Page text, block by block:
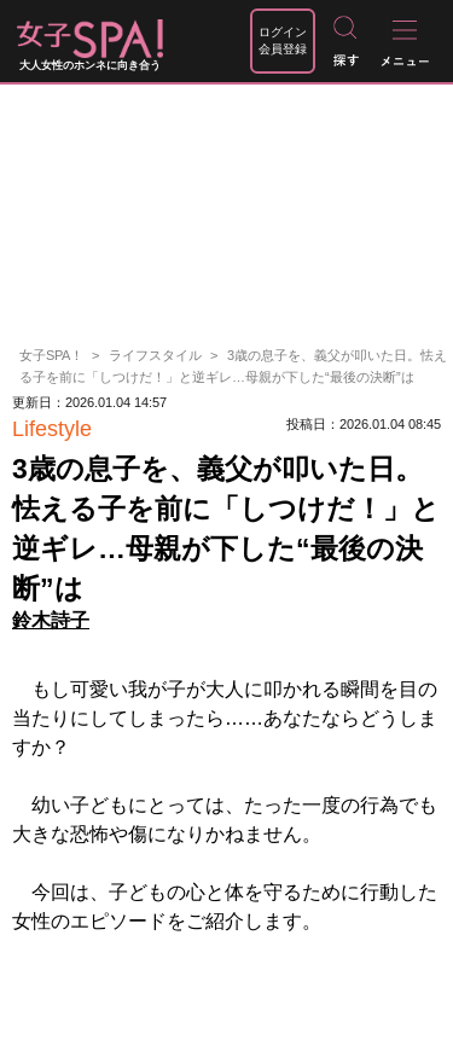
大人女性のホンネに向き合う
ログイン
会員登録
女子SPA！ ライフスタイル
3歳の息子を、義父が叩いた日。怯え
る子を前に「しつけだ！」と逆ギレ…母親が下した“最後の決断”は
更新日：2026.01.04 14:57
Lifestyle 投稿日：2026.01.04 08:45
3歳の息子を、義父が叩いた日。
怯える子を前に「しつけだ！」と
逆ギレ…母親が下した“最後の決
断”は
鈴木詩子
もし可愛い我が子が大人に叩かれる瞬間を目の
当たりにしてしまったら……あなたならどうしま
すか？
幼い子どもにとっては、たった一度の行為でも
大きな恐怖や傷になりかねません。
今回は、子どもの心と体を守るために行動した
女性のエピソードをご紹介します。